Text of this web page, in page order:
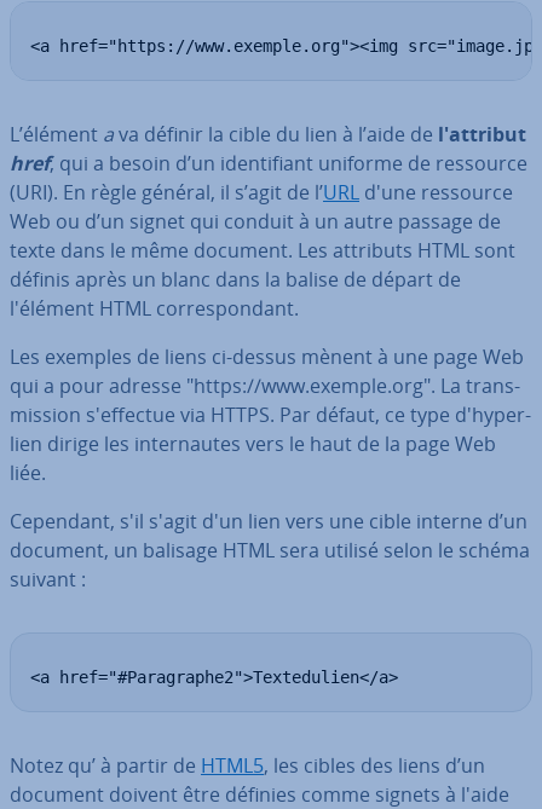
<a href="https://www.exemple.org"><img
L’élément ava définir la cible du lien à l’aide de l'at­tri­but
href, qui a besoin d’un iden­ti­fiant uniforme de ressource
(URI). En règle général, il s’agit de l’URL d'une ressource
Web ou d’un signet qui conduit à un autre passage de
texte dans le même document. Les attributs HTML sont
définis après un blanc dans la balise de départ de
l'élément HTML cor­res­pon­dant.
Les exemples de liens ci-dessus mènent à une page Web
qui a pour adresse "https://www.exemple.org". La trans­
mis­sion s'ef­fec­tue via HTTPS. Par défaut, ce type d'hy­per­
lien dirige les in­ter­nautes vers le haut de la page Web
liée.
Cependant, s'il s'agit d'un lien vers une cible interne d’un
document, un balisage HTML sera utilisé selon le schéma
suivant :
<a href="#Paragraphe2">Textedulien</a>
Notez qu’ à partir de HTML5, les cibles des liens d’un
document doivent être définies comme signets à l'aide